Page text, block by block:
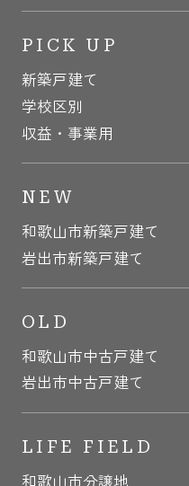
PICK UP
新築戸建て
学校区別
収益・事業用
NEW
和歌山市新築戸建て
岩出市新築戸建て
OLD
和歌山市中古戸建て
岩出市中古戸建て
LIFE FIELD
和歌山市分譲地